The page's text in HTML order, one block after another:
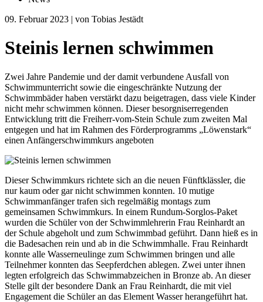
09. Februar 2023 | von Tobias Jestädt
Steinis lernen schwimmen
Zwei Jahre Pandemie und der damit verbundene Ausfall von
Schwimmunterricht sowie die eingeschränkte Nutzung der
Schwimmbäder haben verstärkt dazu beigetragen, dass viele Kinder
nicht mehr schwimmen können. Dieser besorgniserregenden
Entwicklung tritt die Freiherr-vom-Stein Schule zum zweiten Mal
entgegen und hat im Rahmen des Förderprogramms „Löwenstark“
einen Anfängerschwimmkurs angeboten
Dieser Schwimmkurs richtete sich an die neuen Fünftklässler, die
nur kaum oder gar nicht schwimmen konnten. 10 mutige
Schwimmanfänger trafen sich regelmäßig montags zum
gemeinsamen Schwimmkurs. In einem Rundum-Sorglos-Paket
wurden die Schüler von der Schwimmlehrerin Frau Reinhardt an
der Schule abgeholt und zum Schwimmbad geführt. Dann hieß es in
die Badesachen rein und ab in die Schwimmhalle. Frau Reinhardt
konnte alle Wasserneulinge zum Schwimmen bringen und alle
Teilnehmer konnten das Seepferdchen ablegen. Zwei unter ihnen
legten erfolgreich das Schwimmabzeichen in Bronze ab. An dieser
Stelle gilt der besondere Dank an Frau Reinhardt, die mit viel
Engagement die Schüler an das Element Wasser herangeführt hat.